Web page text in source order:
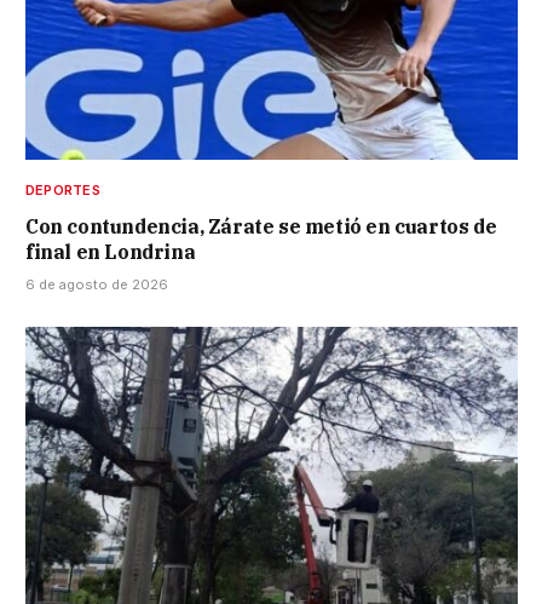
DEPORTES
Con contundencia, Zárate se metió en cuartos de
final en Londrina
6 de agosto de 2026